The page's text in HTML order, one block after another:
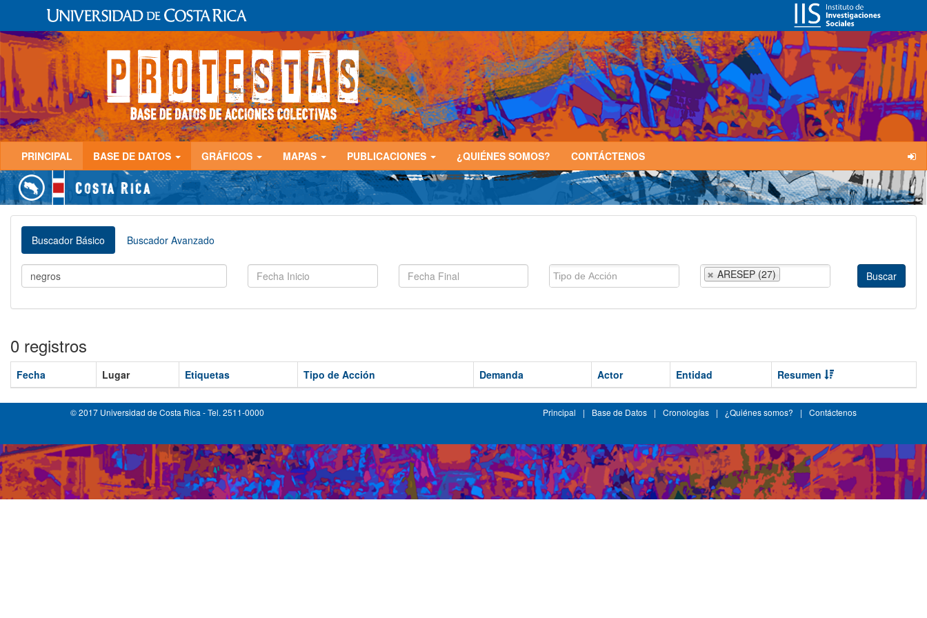
PRINCIPAL BASE DE DATOS GRÁFICOS MAPAS PUBLICACIONES ¿QUIÉNES SOMOS? CONTÁCTENOS
Buscador Básico Buscador Avanzado
ARESEP (27)
0 registros
Fecha Lugar Etiquetas Tipo de Acción Demanda Actor Entidad Resumen
© 2017 Universidad de Costa Rica - Tel. 2511-0000 Principal | Base de Datos | Cronologías | ¿Quiénes somos? | Contáctenos